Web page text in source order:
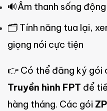
🔊Âm thanh sống
🗂️ Tính năng tua lại,
giọng nói cực tiện
👉 Có thể đăng ký gói
Truyền hình FPT để
hàng tháng. Các gói